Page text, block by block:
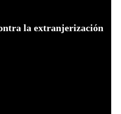
la extranjerización